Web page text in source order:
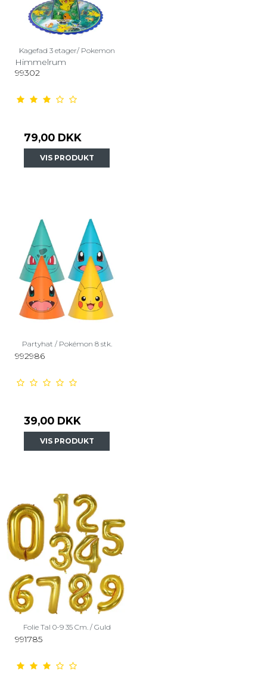
Kagefad 3 etager/ Pokemon
Himmelrum
99302
79,00 DKK
VIS PRODUKT
Partyhat / Pokémon 8 stk.
992986
39,00 DKK
VIS PRODUKT
Folie Tal 0-9 35 Cm. / Guld
991785